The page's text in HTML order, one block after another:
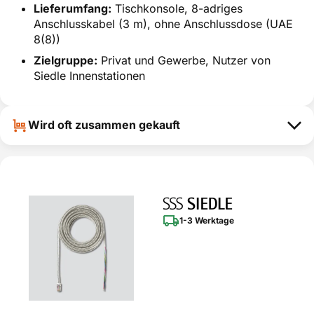
Lieferumfang: Tischkonsole, 8-adriges
Anschlusskabel (3 m), ohne Anschlussdose (UAE
8(8))
Zielgruppe: Privat und Gewerbe, Nutzer von
Siedle Innenstationen
Wird oft zusammen gekauft
1-3 Werktage